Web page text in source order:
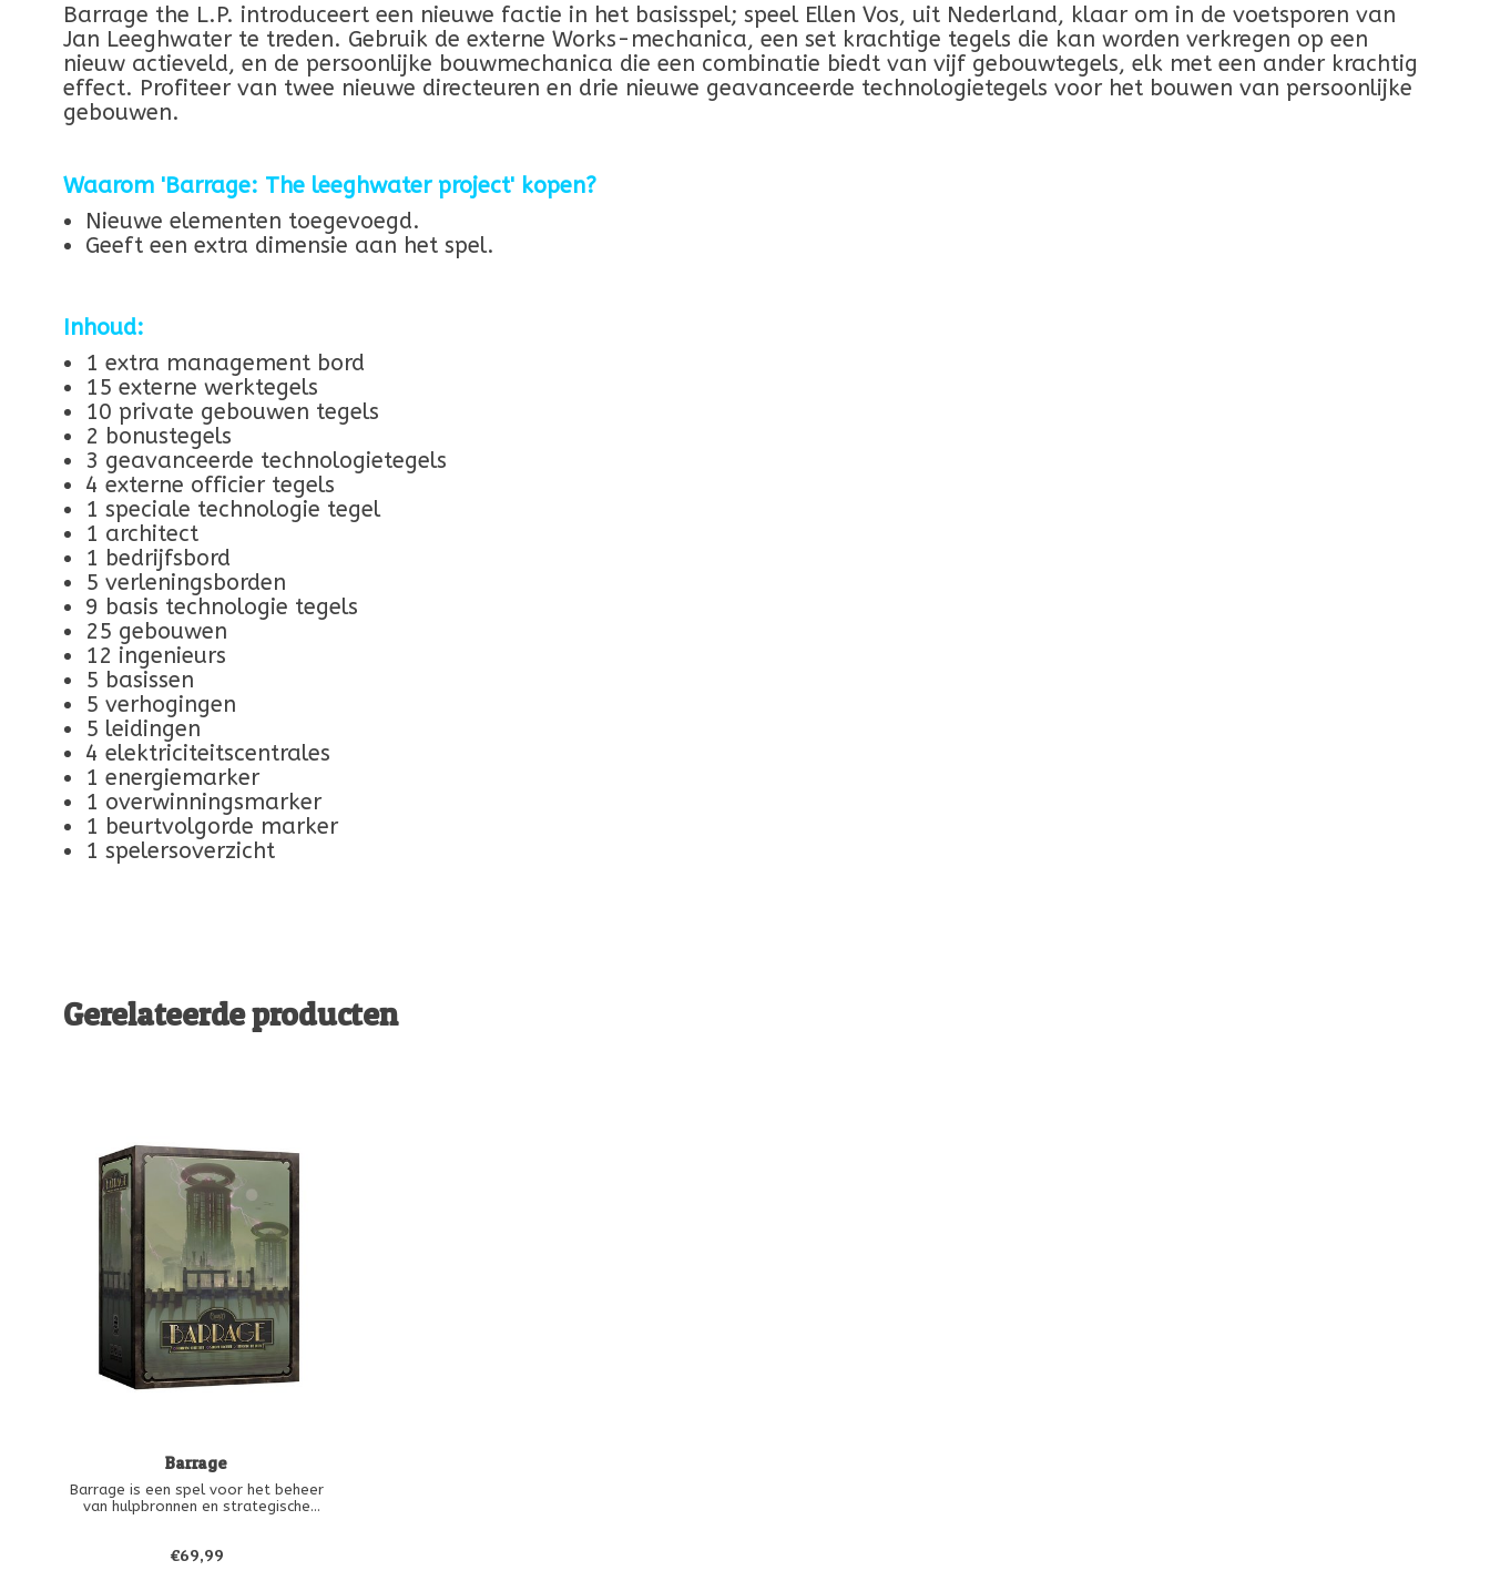
Barrage the L.P. introduceert een nieuwe factie in het basisspel; speel Ellen Vos, uit Nederland, klaar om in de voetsporen van
Jan Leeghwater te treden. Gebruik de externe Works-mechanica, een set krachtige tegels die kan worden verkregen op een
nieuw actieveld, en de persoonlijke bouwmechanica die een combinatie biedt van vijf gebouwtegels, elk met een ander krachtig
effect. Profiteer van twee nieuwe directeuren en drie nieuwe geavanceerde technologietegels voor het bouwen van persoonlijke
gebouwen.
Waarom 'Barrage: The leeghwater project' kopen?
Nieuwe elementen toegevoegd.
Geeft een extra dimensie aan het spel.
Inhoud:
1 extra management bord
15 externe werktegels
10 private gebouwen tegels
2 bonustegels
3 geavanceerde technologietegels
4 externe officier tegels
1 speciale technologie tegel
1 architect
1 bedrijfsbord
5 verleningsborden
9 basis technologie tegels
25 gebouwen
12 ingenieurs
5 basissen
5 verhogingen
5 leidingen
4 elektriciteitscentrales
1 energiemarker
1 overwinningsmarker
1 beurtvolgorde marker
1 spelersoverzicht
Gerelateerde producten
Barrage
Barrage is een spel voor het beheer
van hulpbronnen en strategische
ze te verhogen om hun
€69,99